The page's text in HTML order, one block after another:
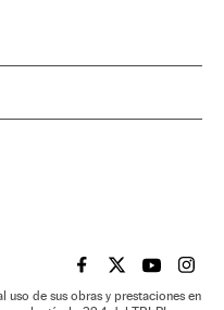
EL PAÍS BRASIL EN
EL PAÍSEL PAÍS
EL
uso de sus obras y prestaciones en